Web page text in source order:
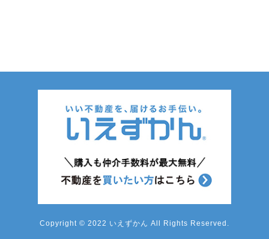
Copyright © 2022 いえずかん All Rights Reserved.